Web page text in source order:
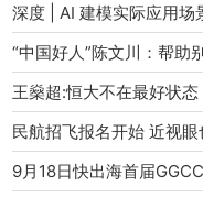
深度 | AI 建模实际应用场
“中国好人”陈文川：帮助
王燊超:恒大不在最好状
民航招飞报名开始 近视
9月18日快出海首届